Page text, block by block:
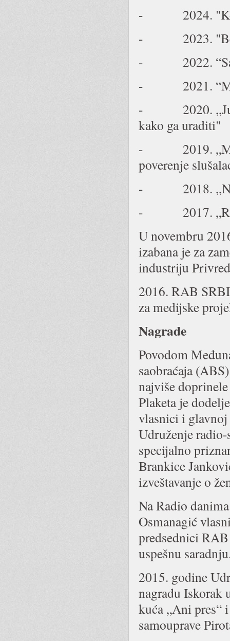
- 2024.
- 2023. "Bez
- 2022.
- 2021.
- 2020.
kako ga uraditi"
- 2019. „Medij
poverenje
- 2018.
- 2017.
U novembru
izabana je za
industriju
2016. RAB
za medijske
Nagrade
Povodom
saobraćaja
najviše
Plaketa je
vlasnici i
Udruženje
specijalno
Brankice
izveštavanje o
Na Radio
Osmanagić
predsednici
uspešnu
2015. godine
nagradu Iskorak
kuća „Ani pres“
samouprave